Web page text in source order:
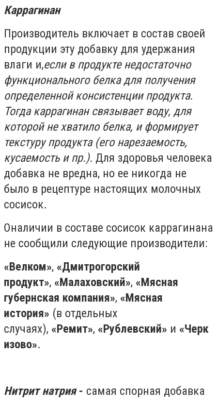
Каррагинан
Производитель включает в состав своей
продукции эту добавку для удержания
влаги и,если в продукте недостаточно
функционального белка для получения
определенной консистенции продукта.
Тогда каррагинан связывает воду, для
которой не хватило белка, и формирует
текстуру продукта (его нарезаемость,
кусаемость и пр.). Для здоровья человека
добавка не вредна, но ее никогда не
было в рецептуре настоящих молочных
сосисок.
Оналичии в составе сосисок каррагинана
не сообщили следующие производители:
«Велком», «Дмитрогорский
продукт», «Малаховский», «Мясная
губернская компания», «Мясная
история» (в отдельных
случаях), «Ремит», «Рублевский» и «Черк
изово».
Нитрит натрия- самая спорная добавка